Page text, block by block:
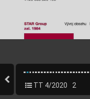
TT 4/2020 2